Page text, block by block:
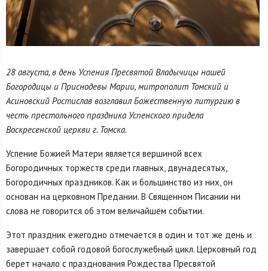
28 августа, в день Успения Пресвятой Владычицы нашей
Богородицы и Приснодевы Марии, митрополит Томский и
Асиновский Ростислав возглавил Божественную литургию в
честь престольного праздника Успенского придела
Воскресенской церкви г. Томска.
Успение Божией Матери является вершиной всех
Богородичных торжеств среди главных, двунадесятых,
Богородичных праздников. Как и большинство из них, он
основан на церковном Предании. В Священном Писании ни
слова не говорится об этом величайшем событии.
Этот праздник ежегодно отмечается в один и тот же день и
завершает собой годовой богослужебный цикл. Церковный год
берет начало с празднования Рождества Пресвятой